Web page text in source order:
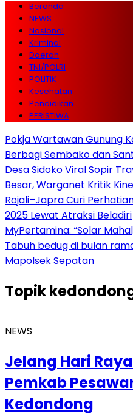
Beranda
NEWS
Nasional
Kriminal
Daerah
TNI/POLRI
POLITIK
Kesehatan
Pendidikan
PERISTIWA
Pokja Wartawan Gunung
Berbagi Sembako dan
Desa SidokoViral Sopir
Besar, Warganet Kritik
Rojali–Japra Curi
2025 Lewat Atraksi Beladiri
MyPertamina: “Solar
Tabuh bedug di bulan
Mapolsek Sepatan
Topik
NEWS
Jelang Hari
Pemkab
Kedondong